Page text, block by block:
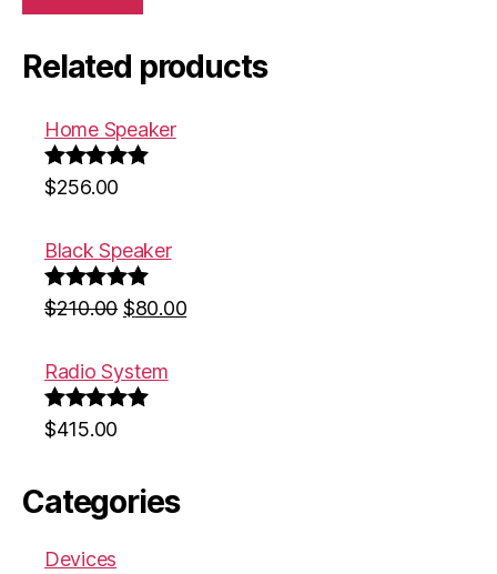
Related products
Home Speaker
Rated 5.00
$256.00
Black Speaker
Rated5.00
$210.00 $80.00
Radio System
Rated 5.00
$415.00
Categories
Devices